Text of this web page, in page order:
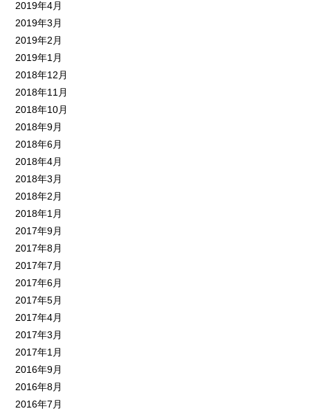
2019年4月
2019年3月
2019年2月
2019年1月
2018年12月
2018年11月
2018年10月
2018年9月
2018年6月
2018年4月
2018年3月
2018年2月
2018年1月
2017年9月
2017年8月
2017年7月
2017年6月
2017年5月
2017年4月
2017年3月
2017年1月
2016年9月
2016年8月
2016年7月